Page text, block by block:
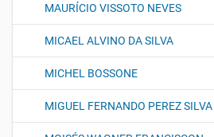
MAURÍCIO VISSOTO NEVES
MICAEL ALVINO DA SILVA
MICHEL BOSSONE
MIGUEL FERNANDO PEREZ SILVA